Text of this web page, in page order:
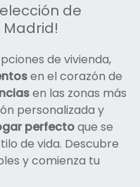
de
de vivienda,
en el corazón de
en las zonas más
personalizada y
perfectoque se
de vida. Descubre
y comienza tu